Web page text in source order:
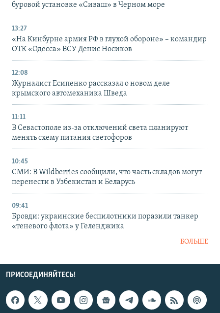
буровой установке «Сиваш» в Черном море
13:27
«На Кинбурне армия РФ в глухой обороне» – командир
ОТК «Одесса» ВСУ Денис Носиков
12:08
Журналист Есипенко рассказал о новом деле
крымского автомеханика Шведа
11:11
В Севастополе из-за отключений света планируют
менять схему питания светофоров
10:45
СМИ: В Wildberries сообщили, что часть складов могут
перенести в Узбекистан и Беларусь
09:41
Бровди: украинские беспилотники поразили танкер
«теневого флота» у Геленджика
БОЛЬШЕ
ПРИСОЕДИНЯЙТЕСЬ!